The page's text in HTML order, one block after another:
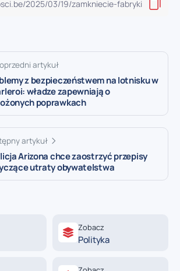
artykuł
z bezpieczeństwem na lotnisku w
władze zapewniają o
poprawkach
artykuł
Arizona chce zaostrzyć przepisy
utraty obywatelstwa
Zobacz
Polityka